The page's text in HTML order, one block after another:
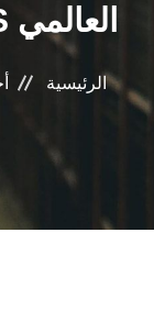
ملحوظاً في تصنيف QS العالمي
الرئيسية